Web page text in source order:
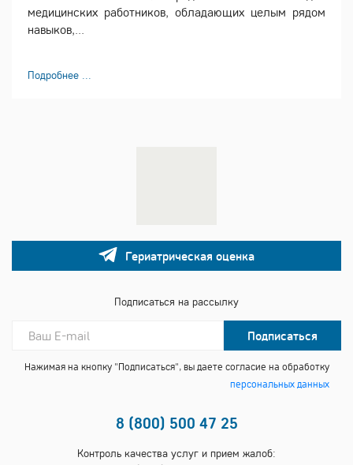
медицинских работников, обладающих целым рядом
навыков,...
Подробнее ...
Гериатрическая оценка
Подписаться на рассылку
Подписаться
Нажимая на кнопку "Подписаться", вы даете согласие на обработку
персональных данных
8 (800) 500 47 25
Контроль качества услуг и прием жалоб: